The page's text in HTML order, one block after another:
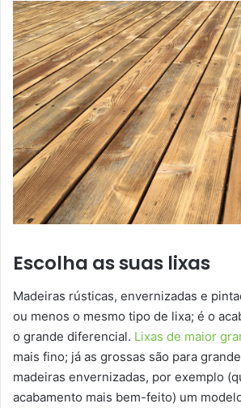
Escolha as suas lixas
Madeiras rústicas, envernizadas e
ou menos o mesmo tipo de lixa; é o
o grande diferencial. Lixas de maior
mais fino; já as grossas são para
madeiras envernizadas, por exemplo
acabamento mais bem-feito) um